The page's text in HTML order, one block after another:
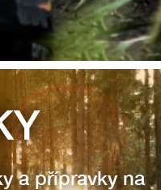
a přípravky na